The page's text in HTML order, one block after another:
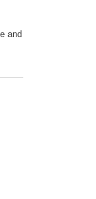
and